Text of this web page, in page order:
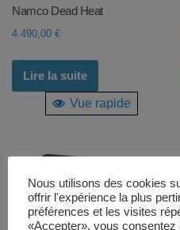
Namco Dead Heat
4.490,00 €
Lire la suite
Vue rapide
Nous utilisons des cookies
offrir l'expérience la plus
préférences et les visites
«Accepter», vous consentez